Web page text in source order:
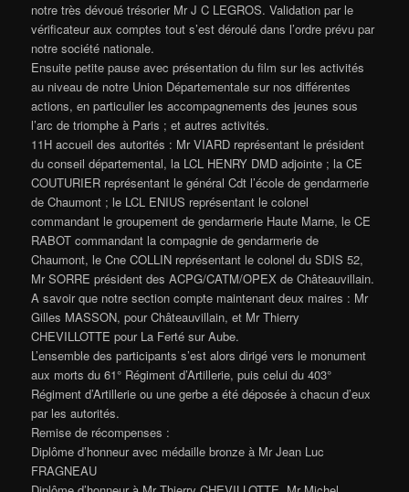
notre très dévoué trésorier Mr J C LEGROS. Validation par le
vérificateur aux comptes tout s’est déroulé dans l’ordre prévu par
notre société nationale.
Ensuite petite pause avec présentation du film sur les activités
au niveau de notre Union Départementale sur nos différentes
actions, en particulier les accompagnements des jeunes sous
l’arc de triomphe à Paris ; et autres activités.
11H accueil des autorités : Mr VIARD représentant le président
du conseil départemental, la LCL HENRY DMD adjointe ; la CE
COUTURIER représentant le général Cdt l’école de gendarmerie
de Chaumont ; le LCL ENIUS représentant le colonel
commandant le groupement de gendarmerie Haute Marne, le CE
RABOT commandant la compagnie de gendarmerie de
Chaumont, le Cne COLLIN représentant le colonel du SDIS 52,
Mr SORRE président des ACPG/CATM/OPEX de Châteauvillain.
A savoir que notre section compte maintenant deux maires : Mr
Gilles MASSON, pour Châteauvillain, et Mr Thierry
CHEVILLOTTE pour La Ferté sur Aube.
L’ensemble des participants s’est alors dirigé vers le monument
aux morts du 61° Régiment d’Artillerie, puis celui du 403°
Régiment d’Artillerie ou une gerbe a été déposée à chacun d’eux
par les autorités.
Remise de récompenses :
Diplôme d’honneur avec médaille bronze à Mr Jean Luc
FRAGNEAU